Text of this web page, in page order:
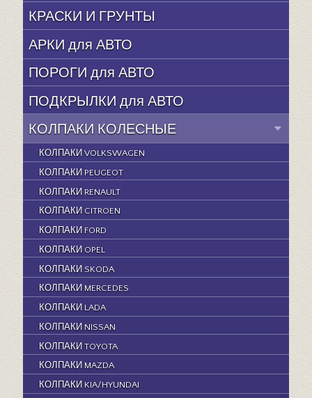
КРАСКИ И ГРУНТЫ
АРКИ для АВТО
ПОРОГИ для АВТО
ПОДКРЫЛКИ для АВТО
КОЛПАКИ КОЛЕСНЫЕ
КОЛПАКИ VOLKSWAGEN
КОЛПАКИ PEUGEOT
КОЛПАКИ RENAULT
КОЛПАКИ CITROEN
КОЛПАКИ FORD
КОЛПАКИ OPEL
КОЛПАКИ SKODA
КОЛПАКИ MERCEDES
КОЛПАКИ LADA
КОЛПАКИ NISSAN
КОЛПАКИ TOYOTA
КОЛПАКИ MAZDA
КОЛПАКИ KIA/HYUNDAI